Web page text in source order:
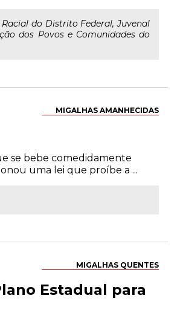
do Distrito Federal, Juvenal
dos Povos e Comunidades do
MIGALHAS AMANHECIDAS
se bebe comedidamente
uma lei que proíbe a ...
MIGALHAS QUENTES
Estadual para